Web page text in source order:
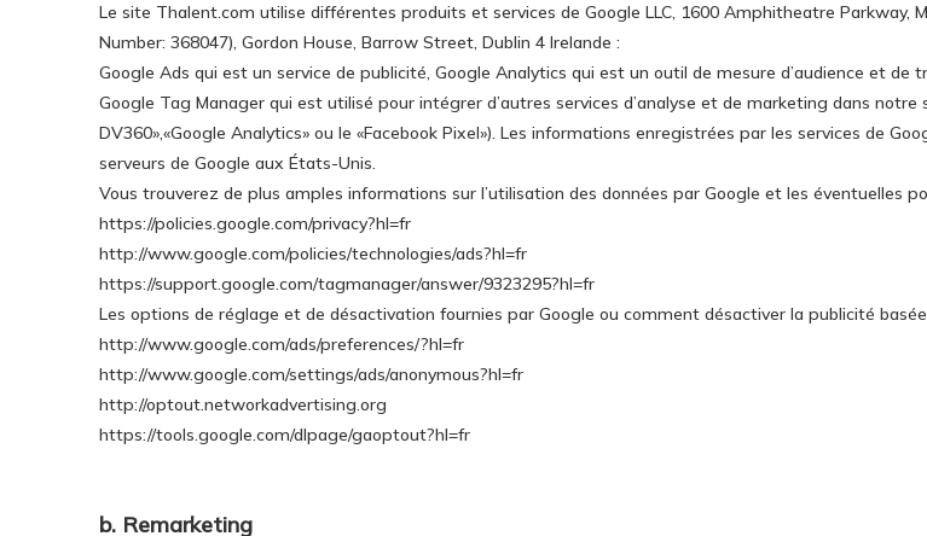
Le site Thalent.com utilise différentes produits et services de Google LLC, 1600 Amphitheatre Parkway,
Number: 368047), Gordon House, Barrow Street, Dublin 4 Irelande :
Google Ads qui est un service de publicité, Google Analytics qui est un outil de mesure d’audience et
Google Tag Manager qui est utilisé pour intégrer d’autres services d’analyse et de marketing dans
DV360»,«Google Analytics» ou le «Facebook Pixel»). Les informations enregistrées par les services de
serveurs de Google aux États-Unis.
Vous trouverez de plus amples informations sur l’utilisation des données par Google et les éventuelles
https://policies.google.com/privacy?hl=fr
http://www.google.com/policies/technologies/ads?hl=fr
https://support.google.com/tagmanager/answer/9323295?hl=fr
Les options de réglage et de désactivation fournies par Google ou comment désactiver la publicité
http://www.google.com/ads/preferences/?hl=fr
http://www.google.com/settings/ads/anonymous?hl=fr
http://optout.networkadvertising.org
https://tools.google.com/dlpage/gaoptout?hl=fr
b. Remarketing